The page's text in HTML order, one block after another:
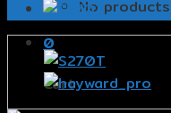
No
0
Cart